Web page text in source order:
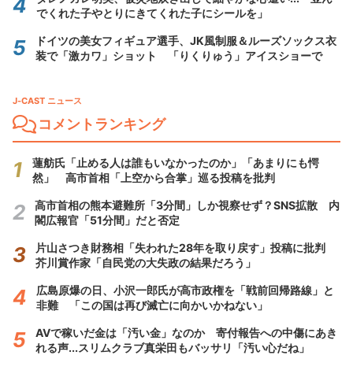
でくれた子やとりにきてくれた子にシールを」
ドイツの美女フィギュア選手、JK風制服＆ルーズソックス衣
装で「激カワ」ショット 「りくりゅう」アイスショーで
J-CAST ニュース
コメントランキング
蓮舫氏「止める人は誰もいなかったのか」「あまりにも愕
然」 高市首相「上空から合掌」巡る投稿を批判
高市首相の熊本避難所「3分間」しか視察せず？SNS拡散 内
閣広報官「51分間」だと否定
片山さつき財務相「失われた28年を取り戻す」投稿に批判
芥川賞作家「自民党の大失政の結果だろう」
広島原爆の日、小沢一郎氏が高市政権を「戦前回帰路線」と
非難 「この国は再び滅亡に向かいかねない」
AVで稼いだ金は「汚い金」なのか 寄付報告への中傷にあき
れる声...スリムクラブ真栄田もバッサリ「汚い心だね」